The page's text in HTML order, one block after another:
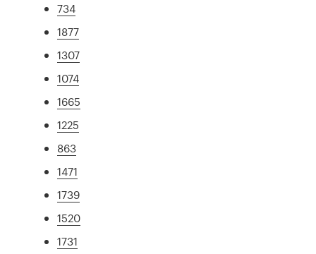
734
1877
1307
1074
1665
1225
863
1471
1739
1520
1731